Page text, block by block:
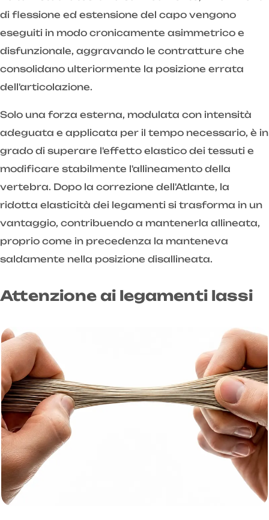
di flessione ed estensione del capo vengono
eseguiti in modo cronicamente asimmetrico e
disfunzionale, aggravando le contratture che
consolidano ulteriormente la posizione errata
dell'articolazione.
Solo una forza esterna, modulata con intensità
adeguata e applicata per il tempo necessario, è in
grado di superare l'effetto elastico dei tessuti e
modificare stabilmente l'allineamento della
vertebra. Dopo la correzione dell'Atlante, la
ridotta elasticità dei legamenti si trasforma in un
vantaggio, contribuendo a mantenerla allineata,
proprio come in precedenza la manteneva
saldamente nella posizione disallineata.
Attenzione ai legamenti lassi